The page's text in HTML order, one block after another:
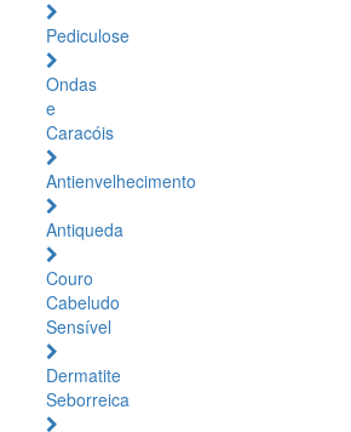
Pediculose
Ondas
e
Caracóis
Antienvelhecimento
Antiqueda
Couro
Cabeludo
Sensível
Dermatite
Seborreica